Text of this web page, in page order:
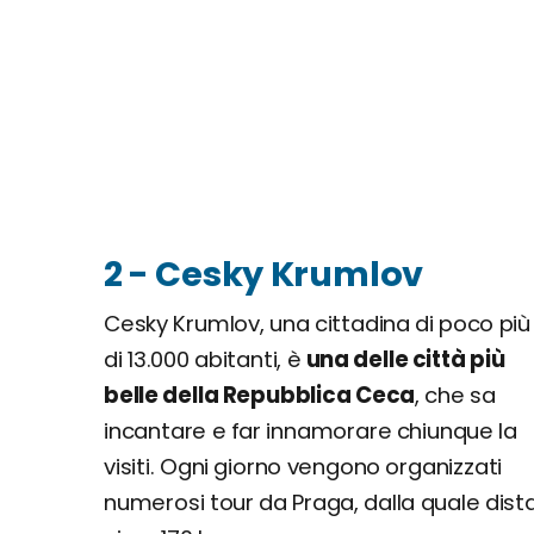
2 - Cesky Krumlov
Cesky Krumlov, una cittadina di poco più
di 13.000 abitanti, è una delle città più
belle della Repubblica Ceca, che sa
incantare e far innamorare chiunque la
visiti. Ogni giorno vengono organizzati
numerosi tour da Praga, dalla quale